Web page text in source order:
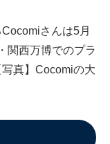
さんは5月
関西万博でのプラ
真】Cocomiの大